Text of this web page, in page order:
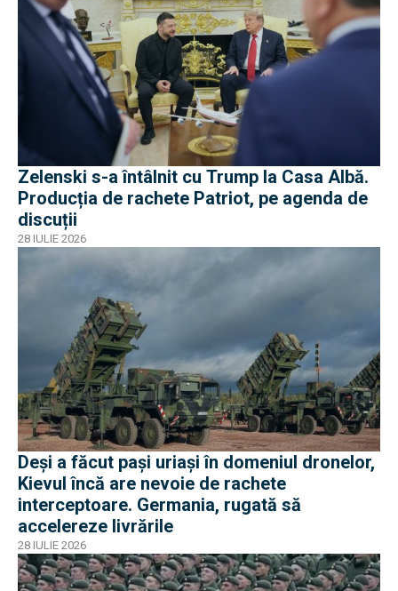
Zelenski s-a întâlnit cu Trump la Casa Albă.
Producția de rachete Patriot, pe agenda de
discuții
28 IULIE 2026
Deși a făcut pași uriași în domeniul dronelor,
Kievul încă are nevoie de rachete
interceptoare. Germania, rugată să
accelereze livrările
28 IULIE 2026